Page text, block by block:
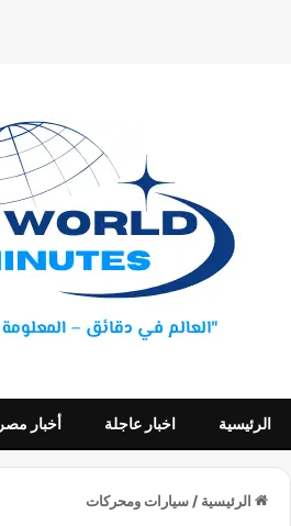
الرئيسية اخبار عاجلة أخبار مصر
الرئيسية / سيارات ومحركات